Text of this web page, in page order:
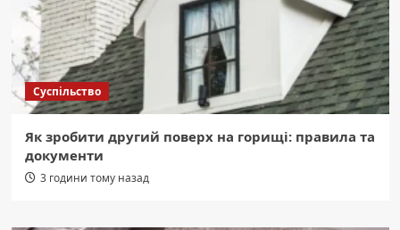
Суспільство
Як зробити другий поверх на горищі: правила та
документи
3 години тому назад